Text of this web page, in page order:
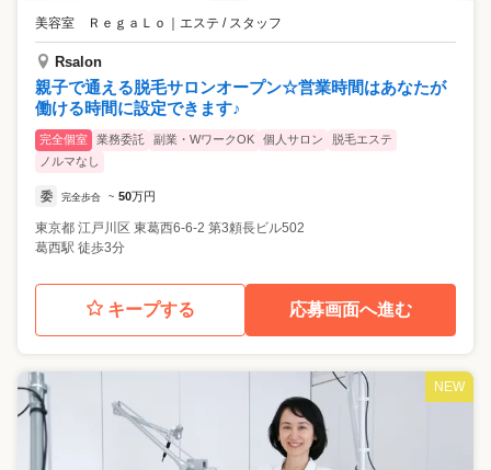
美容室 ＲｅｇａＬｏ ｜ エステ / スタッフ
Rsalon
親子で通える脱毛サロンオープン☆営業時間はあなたが
働ける時間に設定できます♪
完全個室 業務委託 副業・WワークOK 個人サロン
脱毛エステ
ノルマなし
委 完全歩合 ~ 50万円
東京都 江戸川区 東葛西6-6-2 第3頼長ビル502
葛西駅 徒歩3分
キープする 応募画面へ進む
NEW